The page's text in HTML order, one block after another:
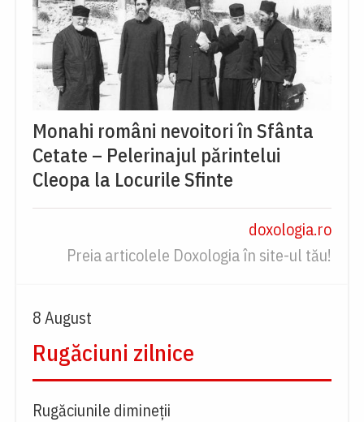
Monahi români nevoitori în Sfânta
Cetate – Pelerinajul părintelui
Cleopa la Locurile Sfinte
doxologia.ro
Preia articolele Doxologia în site-ul tău!
8 August
Rugăciuni zilnice
Rugăciunile dimineții